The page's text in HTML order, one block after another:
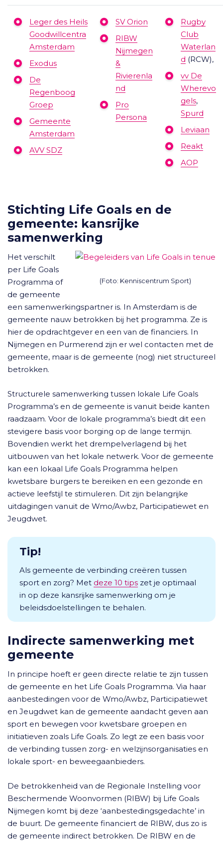
Leger des Heils
Goodwillcentra
Amsterdam
Exodus
De
Regenboog
Groep
Gemeente
Amsterdam
AVV SDZ
SV Orion
RIBW
Nijmegen
&
Rivierenla
nd
Pro
Persona
Rugby
Club
Waterlan
d (RCW),
vv De
Wherevo
gels,
Spurd
Leviaan
Reakt
AOP
Stichting Life Goals en de
gemeente: kansrijke
samenwerking
(Foto: Kenniscentrum Sport)
Het verschilt
per Life Goals
Programma of
de gemeente
een samenwerkingspartner is. In Amsterdam is de
gemeente nauw betrokken bij het programma. Ze is
hier de opdrachtgever en een van de financiers. In
Nijmegen en Purmerend zijn er wel contacten met de
gemeente, maar is de gemeente (nog) niet structureel
betrokken.
Structurele samenwerking tussen lokale Life Goals
Programma’s en de gemeente is vanuit beide kanten
raadzaam. Voor de lokale programma’s biedt dit een
stevigere basis voor borging op de lange termijn.
Bovendien werkt het drempelverlagend bij het
uitbouwen van het lokale netwerk. Voor de gemeente
kan een lokaal Life Goals Programma helpen
kwetsbare burgers te bereiken en een gezonde en
actieve leefstijl te stimuleren. Dit zijn belangrijke
uitdagingen vanuit de Wmo/Awbz, Participatiewet en
Jeugdwet.
Tip!
Als gemeente de verbinding creëren tussen
sport en zorg? Met deze 10 tips zet je optimaal
in op deze kansrijke samenwerking om je
beleidsdoelstellingen te behalen.
Indirecte samenwerking met
gemeente
In principe hoeft er geen directe relatie te zijn tussen
de gemeente en het Life Goals Programma. Via haar
aanbestedingen voor de Wmo/Awbz, Participatiewet
en Jeugdwet kan de gemeente aandacht geven aan
sport en bewegen voor kwetsbare groepen en
initiatieven zoals Life Goals. Zo legt ze een basis voor
de verbinding tussen zorg- en welzijnsorganisaties en
lokale sport- en beweegaanbieders.
De betrokkenheid van de Regionale Instelling voor
Beschermende Woonvormen (RIBW) bij Life Goals
Nijmegen komt bij deze ‘aanbestedingsgedachte’ in
de buurt. De gemeente financiert de RIBW, dus zo is
de gemeente indirect betrokken. De RIBW en de